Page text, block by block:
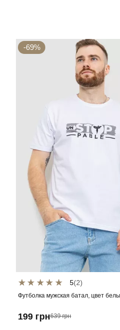
-69%
5(2)
Футболка мужская батал, цвет
199 грн639 грн